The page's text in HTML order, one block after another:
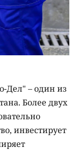
Дел" – один из
Более двух
инвестирует